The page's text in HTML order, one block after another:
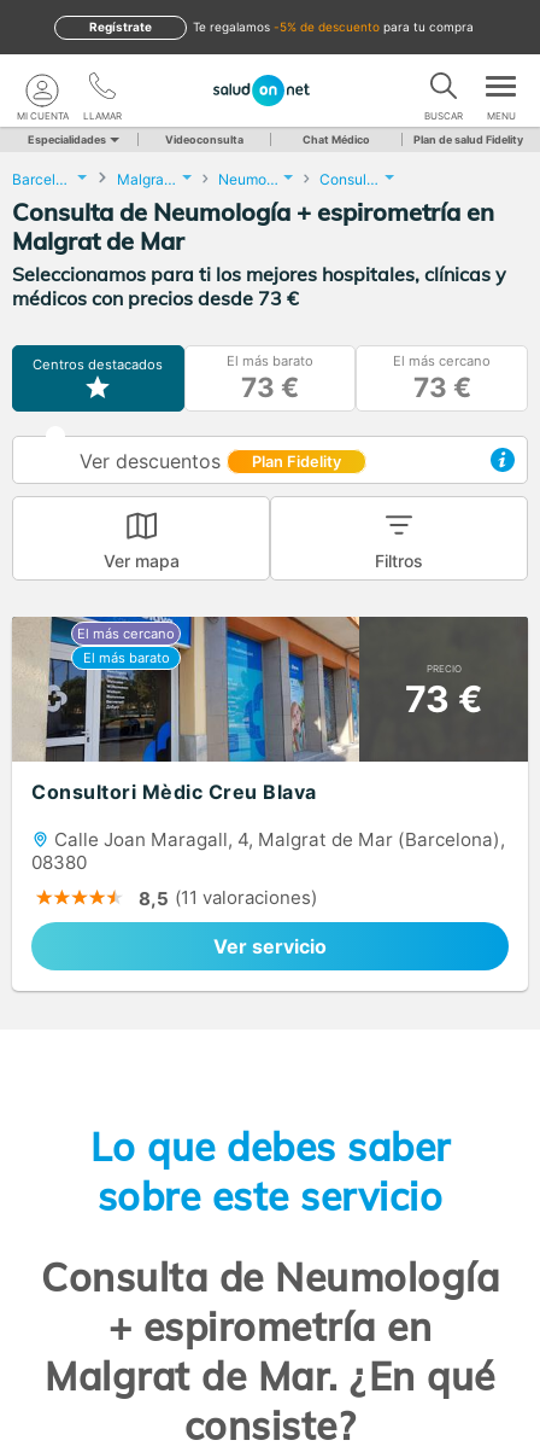
te regalamos -5% de descuento para tu compra
Regístrate
LLAMAR
MI CUENTA BUSCAR MENU
Especialidades Videoconsulta Chat Médico Plan de salud Fidelity
Barcelona Malgrat de Mar Neumología Consulta de Neumología + espirometría
Consulta de Neumología + espirometría en
Malgrat de Mar
Seleccionamos para ti los mejores hospitales, clínicas y
médicos con precios desde 73 €
Centros destacados El más barato
73 €
El más cercano
73 €
Ver descuentos Plan Fidelity
Ver mapa Filtros
PRECIO
73 €
Consultori Mèdic Creu Blava
Calle Joan Maragall, 4, Malgrat de Mar (Barcelona),
08380
8,5 (11 valoraciones)
Ver servicio
Lo que debes saber
sobre este servicio
Consulta de Neumología
+ espirometría en
Malgrat de Mar. ¿En qué
consiste?